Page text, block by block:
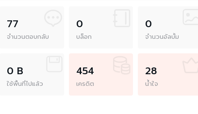
77
จำนวนตอบกลับ
0
บล็อก
0
จำนวนอัลบั้ม
0 B
ใช้พื้นที่ไปแล้ว
454
เครดิต
28
น้ำใจ